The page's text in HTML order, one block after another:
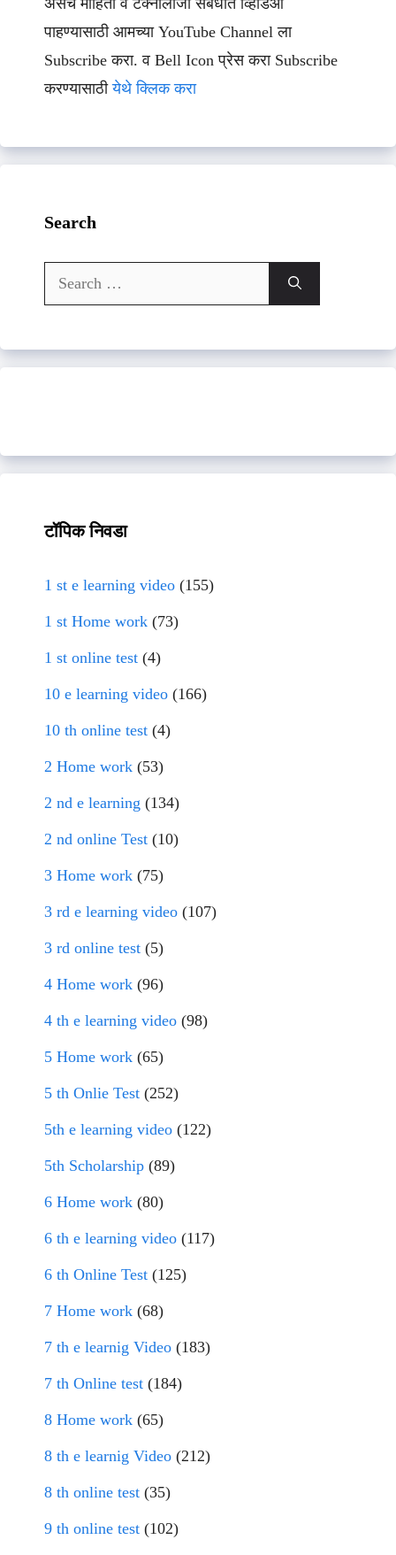
असेच माहिती व टेक्नॉलॉजी संबधीत व्हिडिओ
पाहण्यासाठी आमच्या YouTube Channel ला
Subscribe करा. व Bell Icon प्रेस करा Subscribe
करण्यासाठीयेथे क्लिक करा
Search
Search
for:
टॉपिक निवडा
1 st e learning video (155)
1 st Home work (73)
1 st online test (4)
10 e learning video (166)
10 th online test (4)
2 Home work (53)
2 nd e learning (134)
2 nd online Test (10)
3 Home work (75)
3 rd e learning video (107)
3 rd online test (5)
4 Home work (96)
4 th e learning video (98)
5 Home work (65)
5 th Onlie Test (252)
5th e learning video (122)
5th Scholarship (89)
6 Home work (80)
6 th e learning video (117)
6 th Online Test (125)
7 Home work (68)
7 th e learnig Video (183)
7 th Online test (184)
8 Home work (65)
8 th e learnig Video (212)
8 th online test (35)
9 th online test (102)